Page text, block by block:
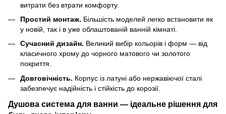
витрати без втрати комфорту.
Простий монтаж. Більшість моделей легко встановити як
у новій, так і в уже облаштованій ванній кімнаті.
Сучасний дизайн. Великий вибір кольорів і форм — від
класичного хрому до чорного матового чи золотого
покриття.
Довговічність. Корпус із латуні або нержавіючої сталі
забезпечує надійність і стійкість до корозії.
Душова система для ванни — ідеальне рішення для